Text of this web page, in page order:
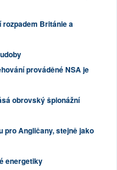
Británie a
prováděné NSA je
obrovský špionážní
pro Angličany, stejně jako
energetiky